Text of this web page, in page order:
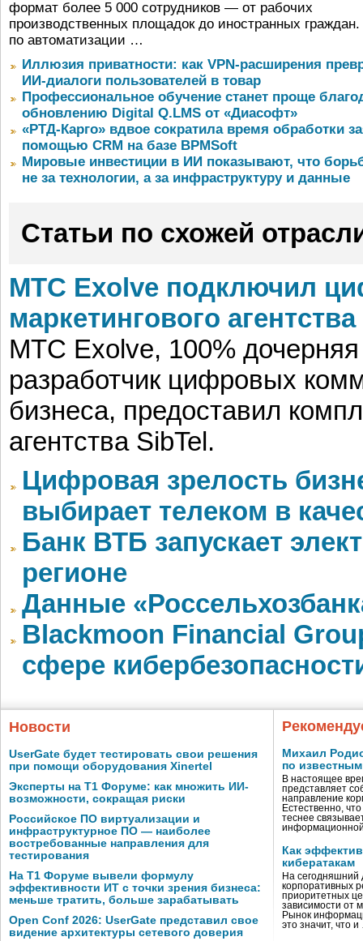
формат более 5 000 сотрудников — от рабочих
производственных площадок до иностранных граждан.
по автоматизации …
Иллюзия приватности: как VPN-расширения
ИИ-диалоги пользователей в товар
Профессиональное обучение станет проще
обновлению Digital Q.LMS от «Диасофт»
«РТД-Карго» вдвое сократила время обработки
помощью CRM на базе BPMSoft
Мировые инвестиции в ИИ показывают, что
не за технологии, а за инфраструктуру и данные
Статьи по схожей
МТС Exolve подключил
маркетингового агентства
МТС Exolve, 100%
разработчик цифровых
бизнеса, предоставил
агентства SibTel.
Цифровая зрелость
выбирает телеком в
Банк ВТБ запускает
регионе
Данные
Blackmoon Financial
сфере
Новости
UserGate будет тестировать свои решения
при помощи оборудования Xinertel
Эксперты на Т1 Форуме: как множить ИИ-
возможности, сокращая риски
Российское ПО виртуализации и
инфраструктурное ПО — наиболее
востребованные направления для
тестирования
На Т1 Форуме вывели формулу
эффективности ИТ с точки зрения бизнеса:
меньше тратить, больше зарабатывать
Open Conf 2026: UserGate представил свое
видение архитектуры сетевого доверия
Михаил
по
В настоящее
представляет
направление
Естественно,
теснее
Как
кибератакам
На сегодняшний
корпоративных
приоритетных
зависимости от
Рынок
это значит, что